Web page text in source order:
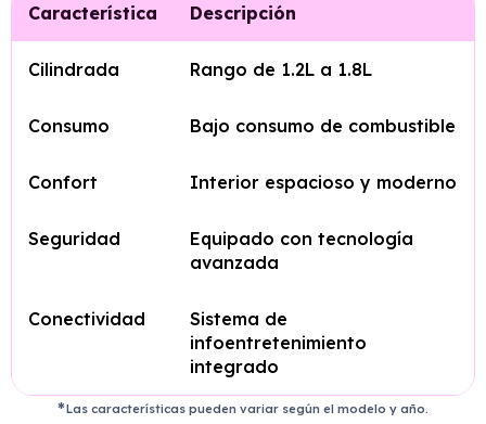
Característica Descripción
Cilindrada Rango de 1.2L a 1.8L
Consumo Bajo consumo de combustible
Confort Interior espacioso y moderno
Seguridad
Equipado con tecnología
avanzada
Conectividad
Sistema de
infoentretenimiento
integrado
Las características pueden variar según el modelo y año.